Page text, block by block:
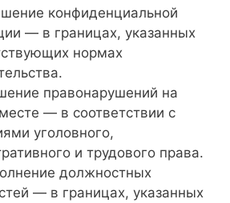
конфиденциальной
— в границах, указанных
нормах
правонарушений на
— в соответствии с
уголовного,
и трудового права.
должностных
— в границах, указанных